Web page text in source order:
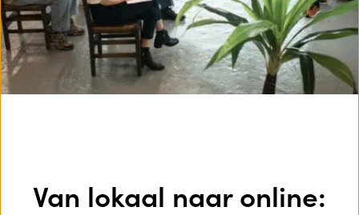
Van lokaal naar online: